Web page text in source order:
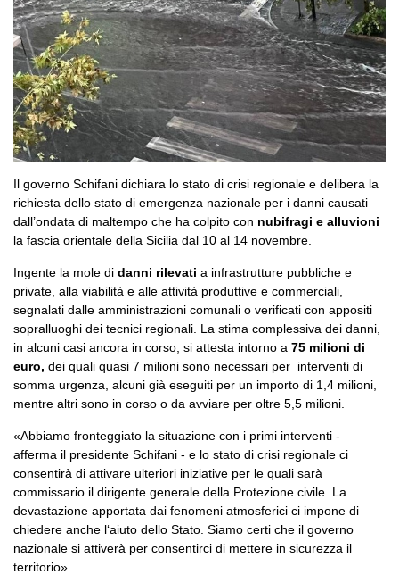
Il governo Schifani dichiara lo stato di crisi regionale e delibera la
richiesta dello stato di emergenza nazionale per i danni causati
dall’ondata di maltempo che ha colpito con nubifragi e alluvioni
la fascia orientale della Sicilia dal 10 al 14 novembre.
Ingente la mole di danni rilevati a infrastrutture pubbliche e
private, alla viabilità e alle attività produttive e commerciali,
segnalati dalle amministrazioni comunali o verificati con appositi
sopralluoghi dei tecnici regionali. La stima complessiva dei danni,
in alcuni casi ancora in corso, si attesta intorno a 75 milioni di
euro, dei quali quasi 7 milioni sono necessari per interventi di
somma urgenza, alcuni già eseguiti per un importo di 1,4 milioni,
mentre altri sono in corso o da avviare per oltre 5,5 milioni.
«Abbiamo fronteggiato la situazione con i primi interventi -
afferma il presidente Schifani - e lo stato di crisi regionale ci
consentirà di attivare ulteriori iniziative per le quali sarà
commissario il dirigente generale della Protezione civile. La
devastazione apportata dai fenomeni atmosferici ci impone di
chiedere anche l‘aiuto dello Stato. Siamo certi che il governo
nazionale si attiverà per consentirci di mettere in sicurezza il
territorio».